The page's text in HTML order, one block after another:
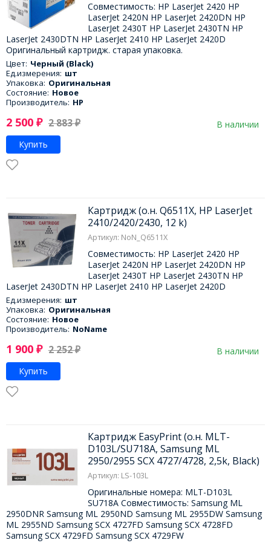
Совместимость: HP LaserJet 2420 HP
LaserJet 2420N HP LaserJet 2420DN HP
LaserJet 2430T HP LaserJet 2430TN HP
LaserJet 2430DTN HP LaserJet 2410 HP LaserJet 2420D
Оригинальный картридж. старая упаковка.
Цвет: Черный (Black)
Ед.измерения: шт
Упаковка: Оригинальная
Состояние: Новое
Производитель: HP
2 500 ₽ 2 883₽
В наличии
Купить
Картридж (о.н. Q6511X, HP LaserJet
2410/2420/2430, 12 k)
Артикул: NoN_Q6511X
Совместимость: HP LaserJet 2420 HP
LaserJet 2420N HP LaserJet 2420DN HP
LaserJet 2430T HP LaserJet 2430TN HP
LaserJet 2430DTN HP LaserJet 2410 HP LaserJet 2420D
Ед.измерения: шт
Упаковка: Оригинальная
Состояние: Новое
Производитель: NoName
1 900 ₽ 2 252₽
В наличии
Купить
Картридж EasyPrint (о.н. MLT-
D103L/SU718A, Samsung ML
2950/2955 SCX 4727/4728, 2,5k, Black)
Артикул: LS-103L
Оригинальные номера: MLT-D103L
SU718A Совместимость: Samsung ML
2950DNR Samsung ML 2950ND Samsung ML 2955DW Samsung
ML 2955ND Samsung SCX 4727FD Samsung SCX 4728FD
Samsung SCX 4729FD Samsung SCX 4729FW